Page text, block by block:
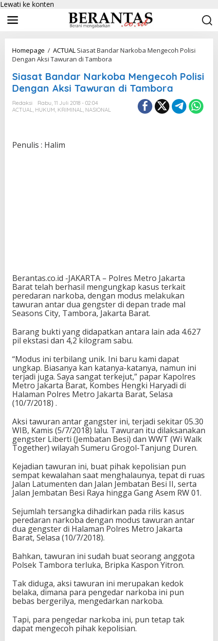
Lewati ke konten
Homepage / ACTUAL Siasat Bandar Narkoba Mengecoh Polisi
Dengan Aksi Tawuran di Tambora
Siasat Bandar Narkoba Mengecoh Polisi
Dengan Aksi Tawuran di Tambora
Redaksi
Rabu, 11 Juli 2018 - 02:04
ACTUAL, HUKUM, KRIMINAL, NASIONAL
Penulis : Halim
Berantas.co.id -JAKARTA – Polres Metro Jakarta
Barat telah berhasil mengungkap kasus terkait
peredaran narkoba, dengan modus melakukan
tawuran antar dua gengster di depan trade mal
Seasons City, Tambora, Jakarta Barat.
Barang bukti yang didapatkan antara lain ada 4.627
pil ekstasi dan 4,2 kilogram sabu.
“Modus ini terbilang unik. Ini baru kami dapat
ungkap. Biasanya kan katanya-katanya, namun ini
terjadi juga. Saya sangat terkejut,” papar Kapolres
Metro Jakarta Barat, Kombes Hengki Haryadi di
Halaman Polres Metro Jakarta Barat, Selasa
(10/7/2018) .
Aksi tawuran antar gangster ini, terjadi sekitar 05.30
WIB, Kamis (5/7/2018) lalu. Tawuran itu dilaksanakan
gengster Liberti (Jembatan Besi) dan WWT (Wi Walk
Together) wilayah Sumeru Grogol-Tanjung Duren.
Kejadian tawuran ini, buat pihak kepolisian pun
sempat kewalahan saat menghalaunya, tepat di ruas
Jalan Latumenten dan Jalan Jembatan Besi II, serta
Jalan Jembatan Besi Raya hingga Gang Asem RW 01.
Sejumlah tersangka dihadirkan pada rilis kasus
peredaran narkoba dengan modus tawuran antar
dua gengster di Halaman Polres Metro Jakarta
Barat, Selasa (10/7/2018).
Bahkan, tawuran ini sudah buat seorang anggota
Polsek Tambora terluka, Bripka Kaspon Yitron.
Tak diduga, aksi tawuran ini merupakan kedok
belaka, dimana para pengedar narkoba ini pun
bebas bergerilya, mengedarkan narkoba.
Tapi, para pengedar narkoba ini, pun tetap tak
dapat mengecoh pihak kepolisian.